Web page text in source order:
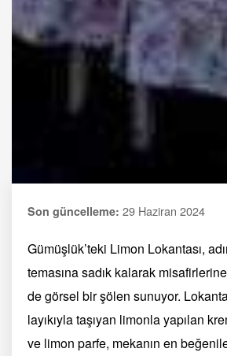
Son güncelleme: 29 Haziran 2024
Gümüşlük’teki Limon Lokantası,
temasına sadık kalarak
de görsel bir şölen sunuyor.
layıkıyla taşıyan limonla yapılan
ve limon parfe, mekanın en